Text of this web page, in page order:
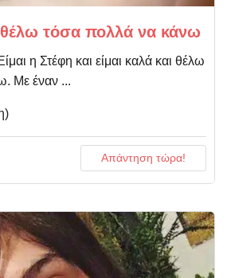
θέλω τόσα πολλά να κάνω
η Στέφη και είμαι καλά και θέλω
Με έναν ...
Απάντηση τώρα!